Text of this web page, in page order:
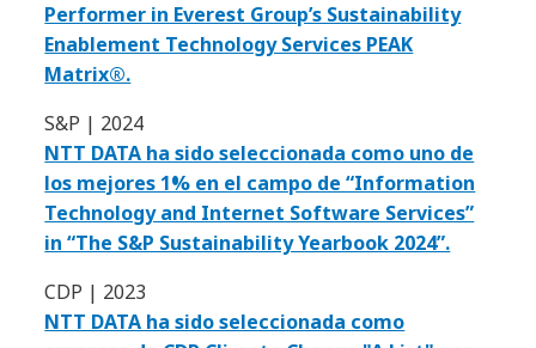
Performer in Everest Group’s Sustainability
Enablement Technology Services PEAK
Matrix®.
S&P | 2024
NTT DATA ha sido seleccionada como uno de
los mejores 1% en el campo de “Information
Technology and Internet Software Services”
in “The S&P Sustainability Yearbook 2024”.
CDP | 2023
NTT DATA ha sido seleccionada como